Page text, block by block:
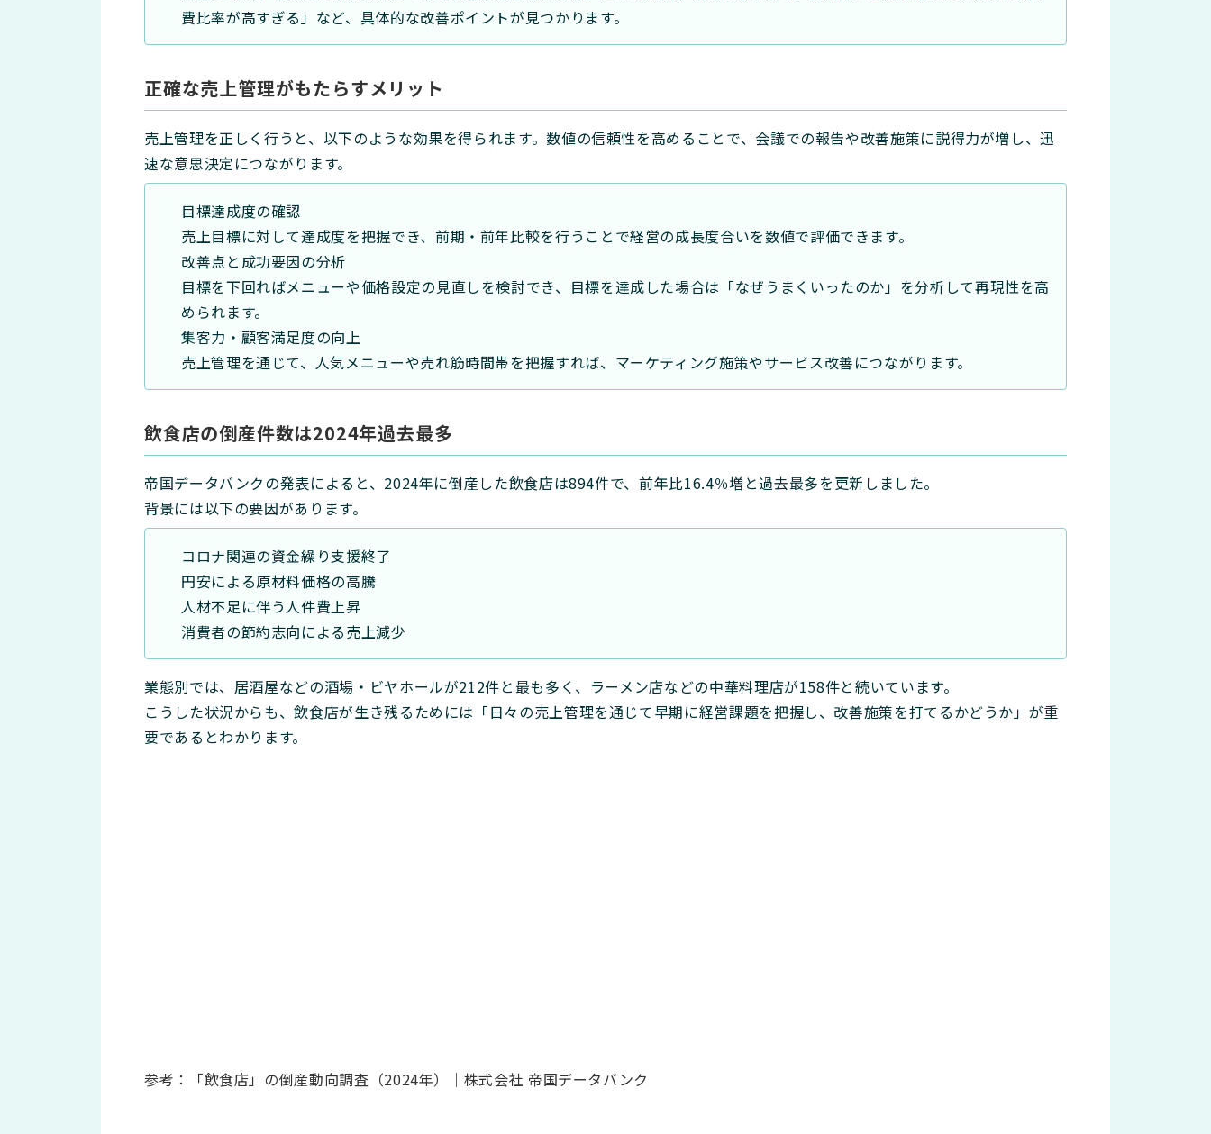
費比率が高すぎる」など、具体的な改善ポイントが見つかります。
正確な売上管理がもたらすメリット
売上管理を正しく行うと、以下のような効果を得られます。数値の信頼性を高めることで、会議での報告や改善施策に説得力が増し、迅
速な意思決定につながります。
目標達成度の確認
売上目標に対して達成度を把握でき、前期・前年比較を行うことで経営の成長度合いを数値で評価できます。
改善点と成功要因の分析
目標を下回ればメニューや価格設定の見直しを検討でき、目標を達成した場合は「なぜうまくいったのか」を分析して再現性を高
められます。
集客力・顧客満足度の向上
売上管理を通じて、人気メニューや売れ筋時間帯を把握すれば、マーケティング施策やサービス改善につながります。
飲食店の倒産件数は2024年過去最多
帝国データバンクの発表によると、2024年に倒産した飲食店は894件で、前年比16.4％増と過去最多を更新しました。
背景には以下の要因があります。
コロナ関連の資金繰り支援終了
円安による原材料価格の高騰
人材不足に伴う人件費上昇
消費者の節約志向による売上減少
業態別では、居酒屋などの酒場・ビヤホールが212件と最も多く、ラーメン店などの中華料理店が158件と続いています。
こうした状況からも、飲食店が生き残るためには「日々の売上管理を通じて早期に経営課題を把握し、改善施策を打てるかどうか」が重
要であるとわかります。
参考：「飲食店」の倒産動向調査（2024年）｜株式会社 帝国データバンク